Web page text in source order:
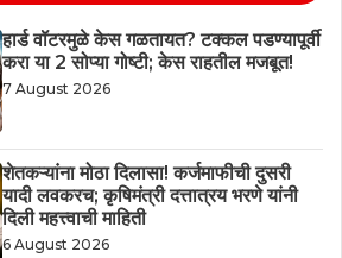
हार्ड वॉटरमुळे केस गळतायत? टक्कल पडण्यापूर्वी
करा या 2 सोप्या गोष्टी; केस राहतील मजबूत!
7 August 2026
शेतकऱ्यांना मोठा दिलासा! कर्जमाफीची दुसरी
यादी लवकरच; कृषिमंत्री दत्तात्रय भरणे यांनी
दिली महत्त्वाची माहिती
6 August 2026